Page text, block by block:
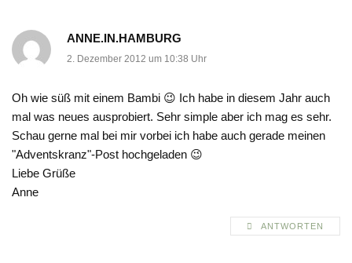
ANNE.IN.HAMBURG
2. Dezember 2012 um 10:38 Uhr
Oh wie süß mit einem Bambi 😉 Ich habe in diesem Jahr auch
mal was neues ausprobiert. Sehr simple aber ich mag es sehr.
Schau gerne mal bei mir vorbei ich habe auch gerade meinen
"Adventskranz"-Post hochgeladen 😉
Liebe Grüße
Anne
ANTWORTEN